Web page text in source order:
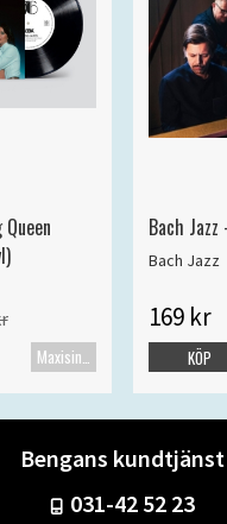
Maxisingel
Bach
Bach Jazz
169 kr
KÖP
Bengans kundtjänst
031-42 52 23